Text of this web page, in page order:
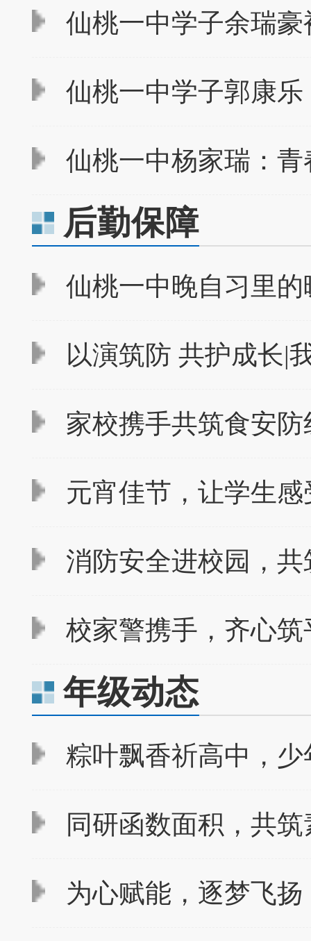
仙桃一中学子余瑞豪
仙桃一中学子郭康乐
仙桃一中杨家瑞：青
后勤保障
仙桃一中晚自习里的
以演筑防 共护成长|
家校携手共筑食安防
元宵佳节，让学生感
消防安全进校园，共
校家警携手，齐心筑
年级动态
粽叶飘香祈高中，少
同研函数面积，共筑
为心赋能，逐梦飞扬